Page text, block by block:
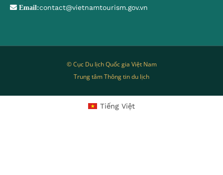
Email:contact@vietnamtourism.gov.vn
© Cục Du lịch Quốc gia Việt Nam
Trung tâm Thông tin du lịch
Tiếng Việt